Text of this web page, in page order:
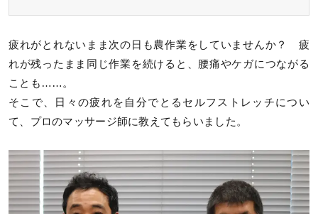
疲れがとれないまま次の日も農作業をしていませんか？ 疲
れが残ったまま同じ作業を続けると、腰痛やケガにつながる
ことも……。
そこで、日々の疲れを自分でとるセルフストレッチについ
て、プロのマッサージ師に教えてもらいました。